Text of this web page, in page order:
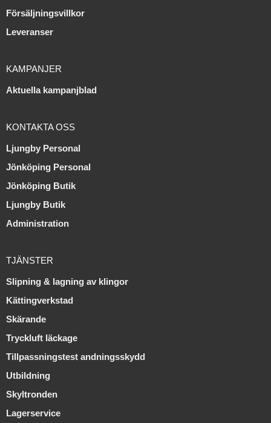
Försäljningsvillkor
Leveranser
KAMPANJER
Aktuella kampanjblad
KONTAKTA OSS
Ljungby Personal
Jönköping Personal
Jönköping Butik
Ljungby Butik
Administration
TJÄNSTER
Slipning & lagning av klingor
Kättingverkstad
Skärande
Tryckluft läckage
Tillpassningstest andningsskydd
Utbildning
Skyltronden
Lagerservice